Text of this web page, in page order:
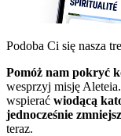
Podoba Ci się nasza
Pomóż nam pokryć
wesprzyj misję
wspierać wiodącą
jednocześnie
teraz.